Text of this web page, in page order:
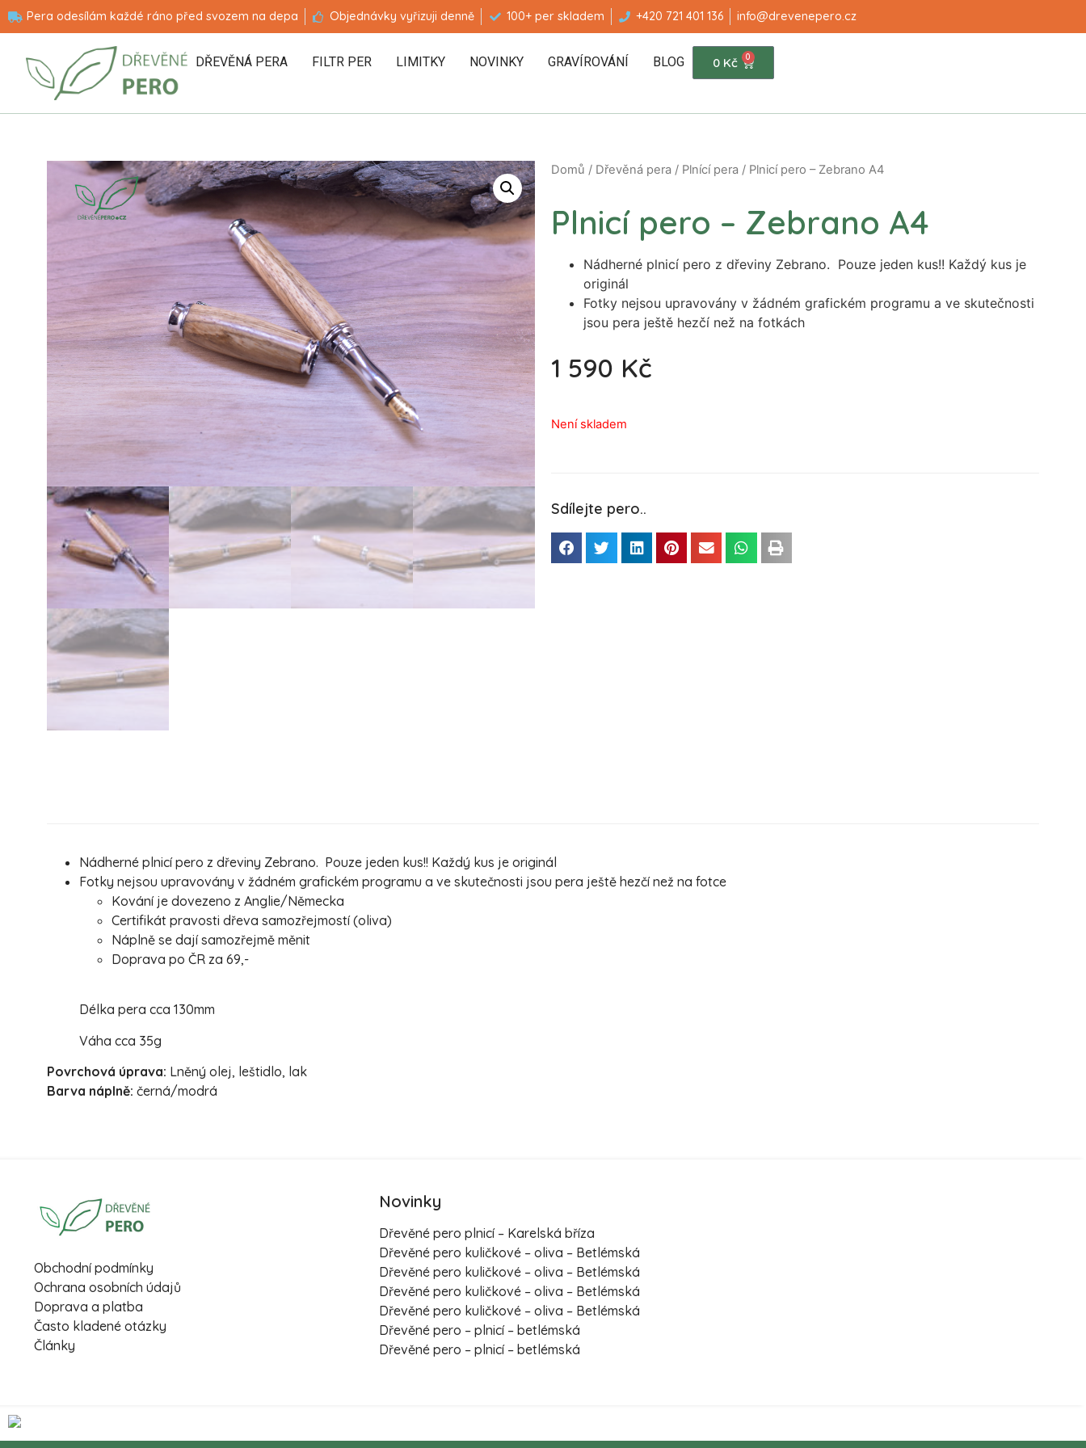
Pera odesílám každé ráno před svozem na depa Objednávky vyřizuji denně 100+ per skladem +420 721 401 136 info@drevenepero.cz
DŘEVĚNÁ PERA FILTR PER LIMITKY NOVINKY GRAVÍROVÁNÍ BLOG 0 Kč 0
Domů / Dřevěná pera / Plnící pera / Plnicí pero – Zebrano A4
Plnicí pero – Zebrano A4
Nádherné plnicí pero z dřeviny Zebrano. Pouze jeden kus!! Každý kus je
originál
Fotky nejsou upravovány v žádném grafickém programu a ve skutečnosti
jsou pera ještě hezčí než na fotkách
1 590 Kč
Není skladem
Sdílejte pero..
Nádherné plnicí pero z dřeviny Zebrano. Pouze jeden kus!! Každý kus je originál
Fotky nejsou upravovány v žádném grafickém programu a ve skutečnosti jsou pera ještě hezčí než na fotce
Kování je dovezeno z Anglie/Německa
Certifikát pravosti dřeva samozřejmostí (oliva)
Náplně se dají samozřejmě měnit
Doprava po ČR za 69,-
Délka pera cca 130mm
Váha cca 35g
Povrchová úprava: Lněný olej, leštidlo, lak
Barva náplně: černá/modrá
Obchodní podmínky
Ochrana osobních údajů
Doprava a platba
Často kladené otázky
Články
Novinky
Dřevěné pero plnicí – Karelská bříza
Dřevěné pero kuličkové – oliva – Betlémská
Dřevěné pero kuličkové – oliva – Betlémská
Dřevěné pero kuličkové – oliva – Betlémská
Dřevěné pero kuličkové – oliva – Betlémská
Dřevěné pero – plnicí – betlémská
Dřevěné pero – plnicí – betlémská